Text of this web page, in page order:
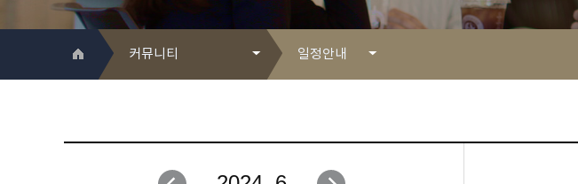
커뮤니티
취업성공지원과
창업지원·교육센터
일정안내
자유게시판
일정안내